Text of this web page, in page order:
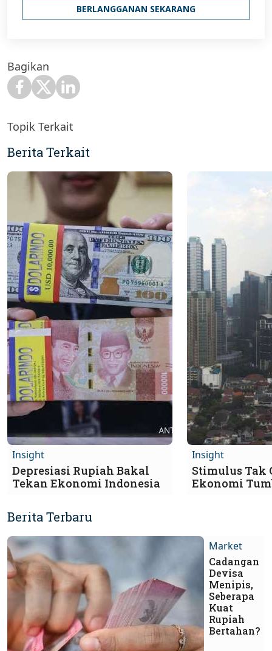
BERLANGGANAN SEKARANG
Bagikan
Topik Terkait
Berita Terkait
Insight
Depresiasi Rupiah Bakal
Tekan Ekonomi Indonesia
Insight
Stimulus Tak
Ekonomi
Berita Terbaru
Market
Cadangan
Devisa
Menipis,
Seberapa
Kuat
Rupiah
Bertahan?